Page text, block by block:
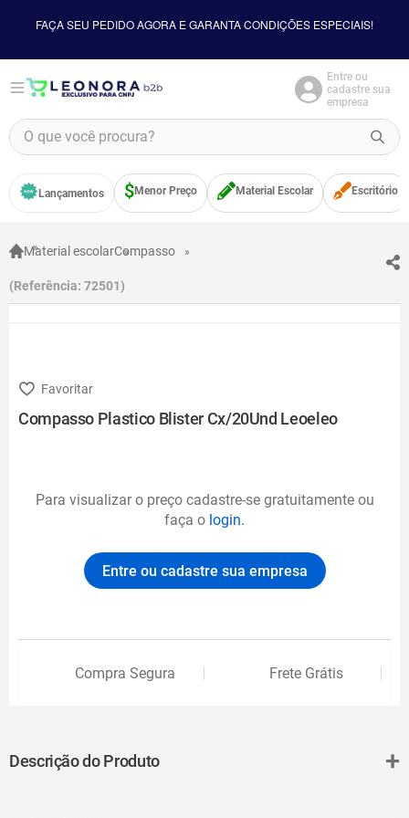
FAÇA SEU PEDIDO AGORA E GARANTA CONDIÇÕES ESPECIAIS!
Entre ou
cadastre sua
empresa
O que você procura?
Lançamentos Menor Preço Material Escolar Escritório
Material escolarCompasso
Referência: 72501
Compasso Plastico Blister Cx/20Und Leoeleo
Para visualizar o preço cadastre-se gratuitamente ou
faça o login.
Entre ou cadastre sua empresa
Compra Segura Frete Grátis
Descrição do Produto +
TERMOS MAIS BUSCADOS
1º